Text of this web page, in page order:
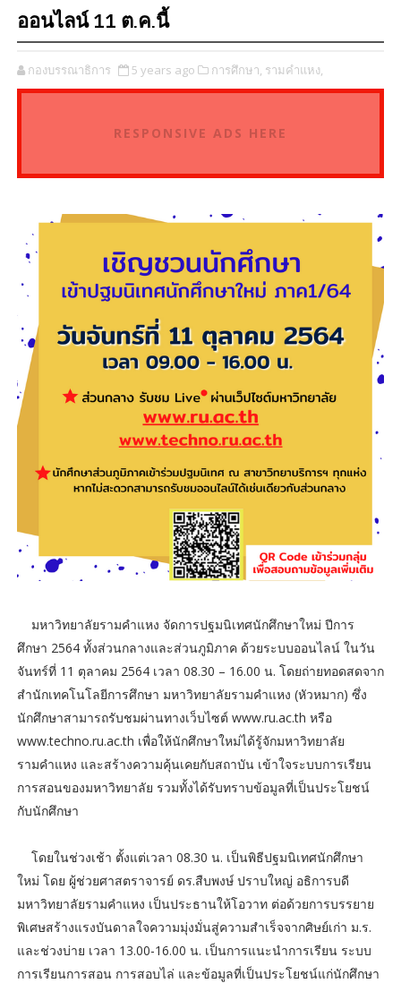
ออนไลน์ 11 ต.ค.นี้
กองบรรณาธิการ 5 years ago การศึกษา, รามคำแหง,
RESPONSIVE ADS HERE
มหาวิทยาลัยรามคำแหง จัดการปฐมนิเทศนักศึกษาใหม่ ปีการ
ศึกษา 2564 ทั้งส่วนกลางและส่วนภูมิภาค ด้วยระบบออนไลน์ ในวัน
จันทร์ที่ 11 ตุลาคม 2564 เวลา 08.30 – 16.00 น. โดยถ่ายทอดสดจาก
สำนักเทคโนโลยีการศึกษา มหาวิทยาลัยรามคำแหง (หัวหมาก) ซึ่ง
นักศึกษาสามารถรับชมผ่านทางเว็บไซต์ www.ru.ac.th หรือ
www.techno.ru.ac.th เพื่อให้นักศึกษาใหม่ได้รู้จักมหาวิทยาลัย
รามคำแหง และสร้างความคุ้นเคยกับสถาบัน เข้าใจระบบการเรียน
การสอนของมหาวิทยาลัย รวมทั้งได้รับทราบข้อมูลที่เป็นประโยชน์
กับนักศึกษา
โดยในช่วงเช้า ตั้งแต่เวลา 08.30 น. เป็นพิธีปฐมนิเทศนักศึกษา
ใหม่ โดย ผู้ช่วยศาสตราจารย์ ดร.สืบพงษ์ ปราบใหญ่ อธิการบดี
มหาวิทยาลัยรามคำแหง เป็นประธานให้โอวาท ต่อด้วยการบรรยาย
พิเศษสร้างแรงบันดาลใจความมุ่งมั่นสู่ความสำเร็จจากศิษย์เก่า ม.ร.
และช่วงบ่าย เวลา 13.00-16.00 น. เป็นการแนะนำการเรียน ระบบ
การเรียนการสอน การสอบไล่ และข้อมูลที่เป็นประโยชน์แก่นักศึกษา